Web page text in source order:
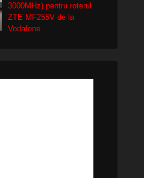
3000MHz) pentru roterul
ZTE MF255V de la
Vodafone